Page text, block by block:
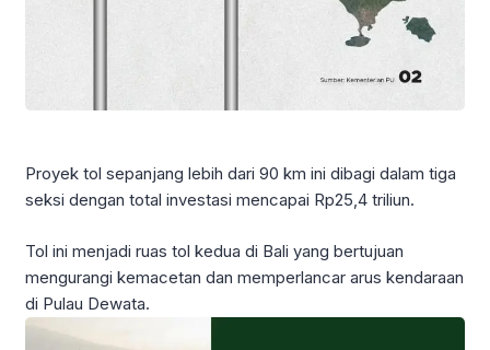
Proyek tol sepanjang lebih dari 90 km ini dibagi dalam tiga
seksi dengan total investasi mencapai Rp25,4 triliun.
Tol ini menjadi ruas tol kedua di Bali yang bertujuan
mengurangi kemacetan dan memperlancar arus kendaraan
di Pulau Dewata.